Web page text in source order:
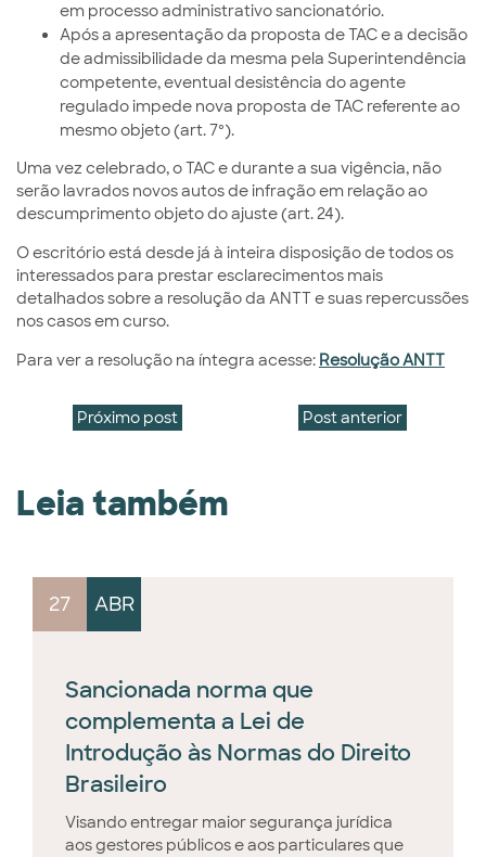
em processo administrativo sancionatório.
Após a apresentação da proposta de TAC e a decisão
de admissibilidade da mesma pela Superintendência
competente, eventual desistência do agente
regulado impede nova proposta de TAC referente ao
mesmo objeto (art. 7º).
Uma vez celebrado, o TAC e durante a sua vigência, não
serão lavrados novos autos de infração em relação ao
descumprimento objeto do ajuste (art. 24).
O escritório está desde já à inteira disposição de todos os
interessados para prestar esclarecimentos mais
detalhados sobre a resolução da ANTT e suas repercussões
nos casos em curso.
Para ver a resolução na íntegra acesse: Resolução ANTT
Próximo post Post anterior
Leia também
27 ABR
Sancionada norma que
complementa a Lei de
Introdução às Normas do Direito
Brasileiro
Visando entregar maior segurança jurídica
aos gestores públicos e aos particulares que